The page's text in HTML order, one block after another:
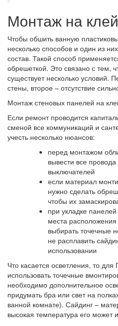
Монтаж на клей
Чтобы обшить ванную
несколько способов и один из
состав. Такой способ
обрешеткой. Это связано с тем,
существует несколько условий.
стены, второе – отсутствие
Монтаж стеновых панелей на
Если ремонт проводится
сменой все коммуникаций и
учесть несколько нюансов:
перед монтажом
вывести все провода
выключателей
если материал
нужно сделать
чтобы их
при укладке
места
выбирать точечные
не расплавить
использовании
Что касается осветления, то
использовать точечные
необходимо дополнительное
придумать бра или свет на
ванной комнате). Сайдинг –
высокая температура его может